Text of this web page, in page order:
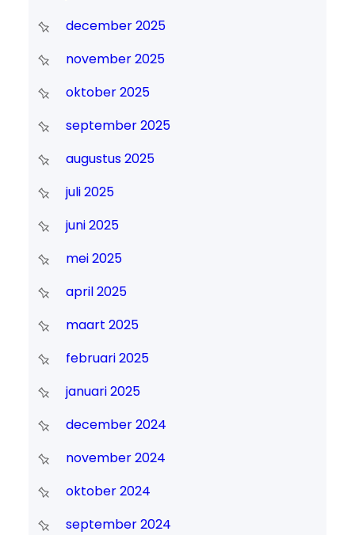
december 2025
november 2025
oktober 2025
september 2025
augustus 2025
juli 2025
juni 2025
mei 2025
april 2025
maart 2025
februari 2025
januari 2025
december 2024
november 2024
oktober 2024
september 2024